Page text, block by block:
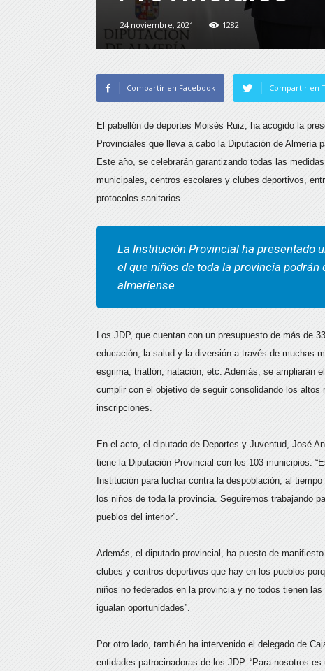
24 noviembre, 2021 1282
Compartir en Facebook Compartir en
El pabellón de deportes Moisés Ruiz, ha acogido la
Provinciales que lleva a cabo la Diputación de Almería
Este año, se celebrarán garantizando todas las
municipales, centros escolares y clubes deportivos,
protocolos sanitarios.
La Institución Provincial ha presentado
el que niños de toda la provincia
almeriense
Los JDP, que cuentan con un presupuesto de más de
educación, la salud y la diversión a través de muchas
esgrima, triatlón, natación, etc. Además, se ampliarán
cumplir con el objetivo de seguir consolidando los
inscripciones.
En el acto, el diputado de Deportes y Juventud, José
tiene la Diputación Provincial con los 103 municipios.
Institución para luchar contra la despoblación, al
los niños de toda la provincia. Seguiremos trabajando
pueblos del interior”.
Además, el diputado provincial, ha puesto de
clubes y centros deportivos que hay en los pueblos
niños no federados en la provincia y no todos tienen
igualan oportunidades”.
Por otro lado, también ha intervenido el delegado de
entidades patrocinadoras de los JDP. “Para nosotros